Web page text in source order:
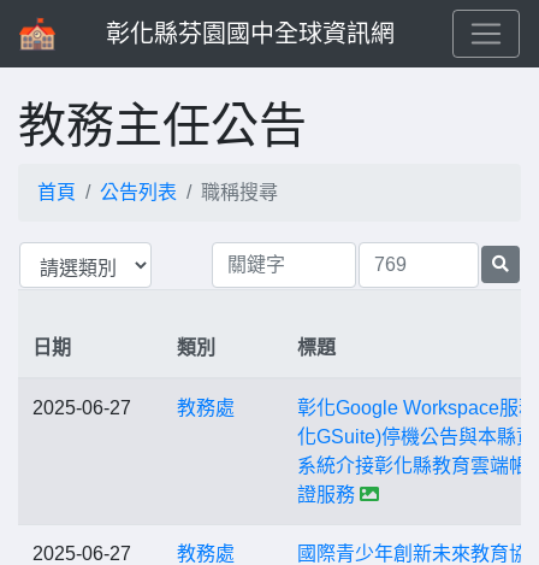
彰化縣芬園國中全球資訊網
教務主任公告
首頁 公告列表 職稱搜尋
日期 類別 標題
2025-06-27 教務處
彰化Google Workspace服
化GSuite)停機公告與本縣資
系統介接彰化縣教育雲端帳
證服務
2025-06-27 教務處
國際青少年創新未來教育協